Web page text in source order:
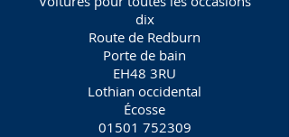
dix
Route de Redburn
Porte de bain
EH48 3RU
Lothian occidental
Écosse
01501 752309